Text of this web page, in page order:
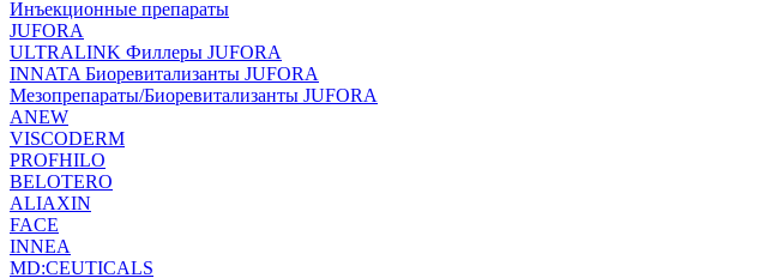
Инъекционные препараты
JUFORA
ULTRALINK Филлеры JUFORA
INNATA Биоревитализанты JUFORA
Мезопрепараты/Биоревитализанты JUFORA
ANEW
VISCODERM
PROFHILO
BELOTERO
ALIAXIN
FACE
INNEA
MD:CEUTICALS